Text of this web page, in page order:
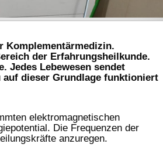
Komplementärmedizin.
der Erfahrungsheilkunde.
Jedes Lebewesen sendet
auf dieser Grundlage funktioniert
elektromagnetischen
Die Frequenzen der
anzuregen.